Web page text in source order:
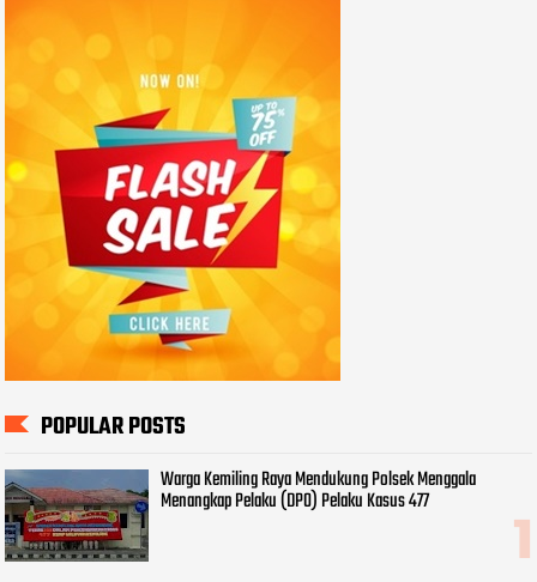
POPULAR POSTS
Warga Kemiling Raya Mendukung Polsek Menggala
Menangkap Pelaku (DPO) Pelaku Kasus 477